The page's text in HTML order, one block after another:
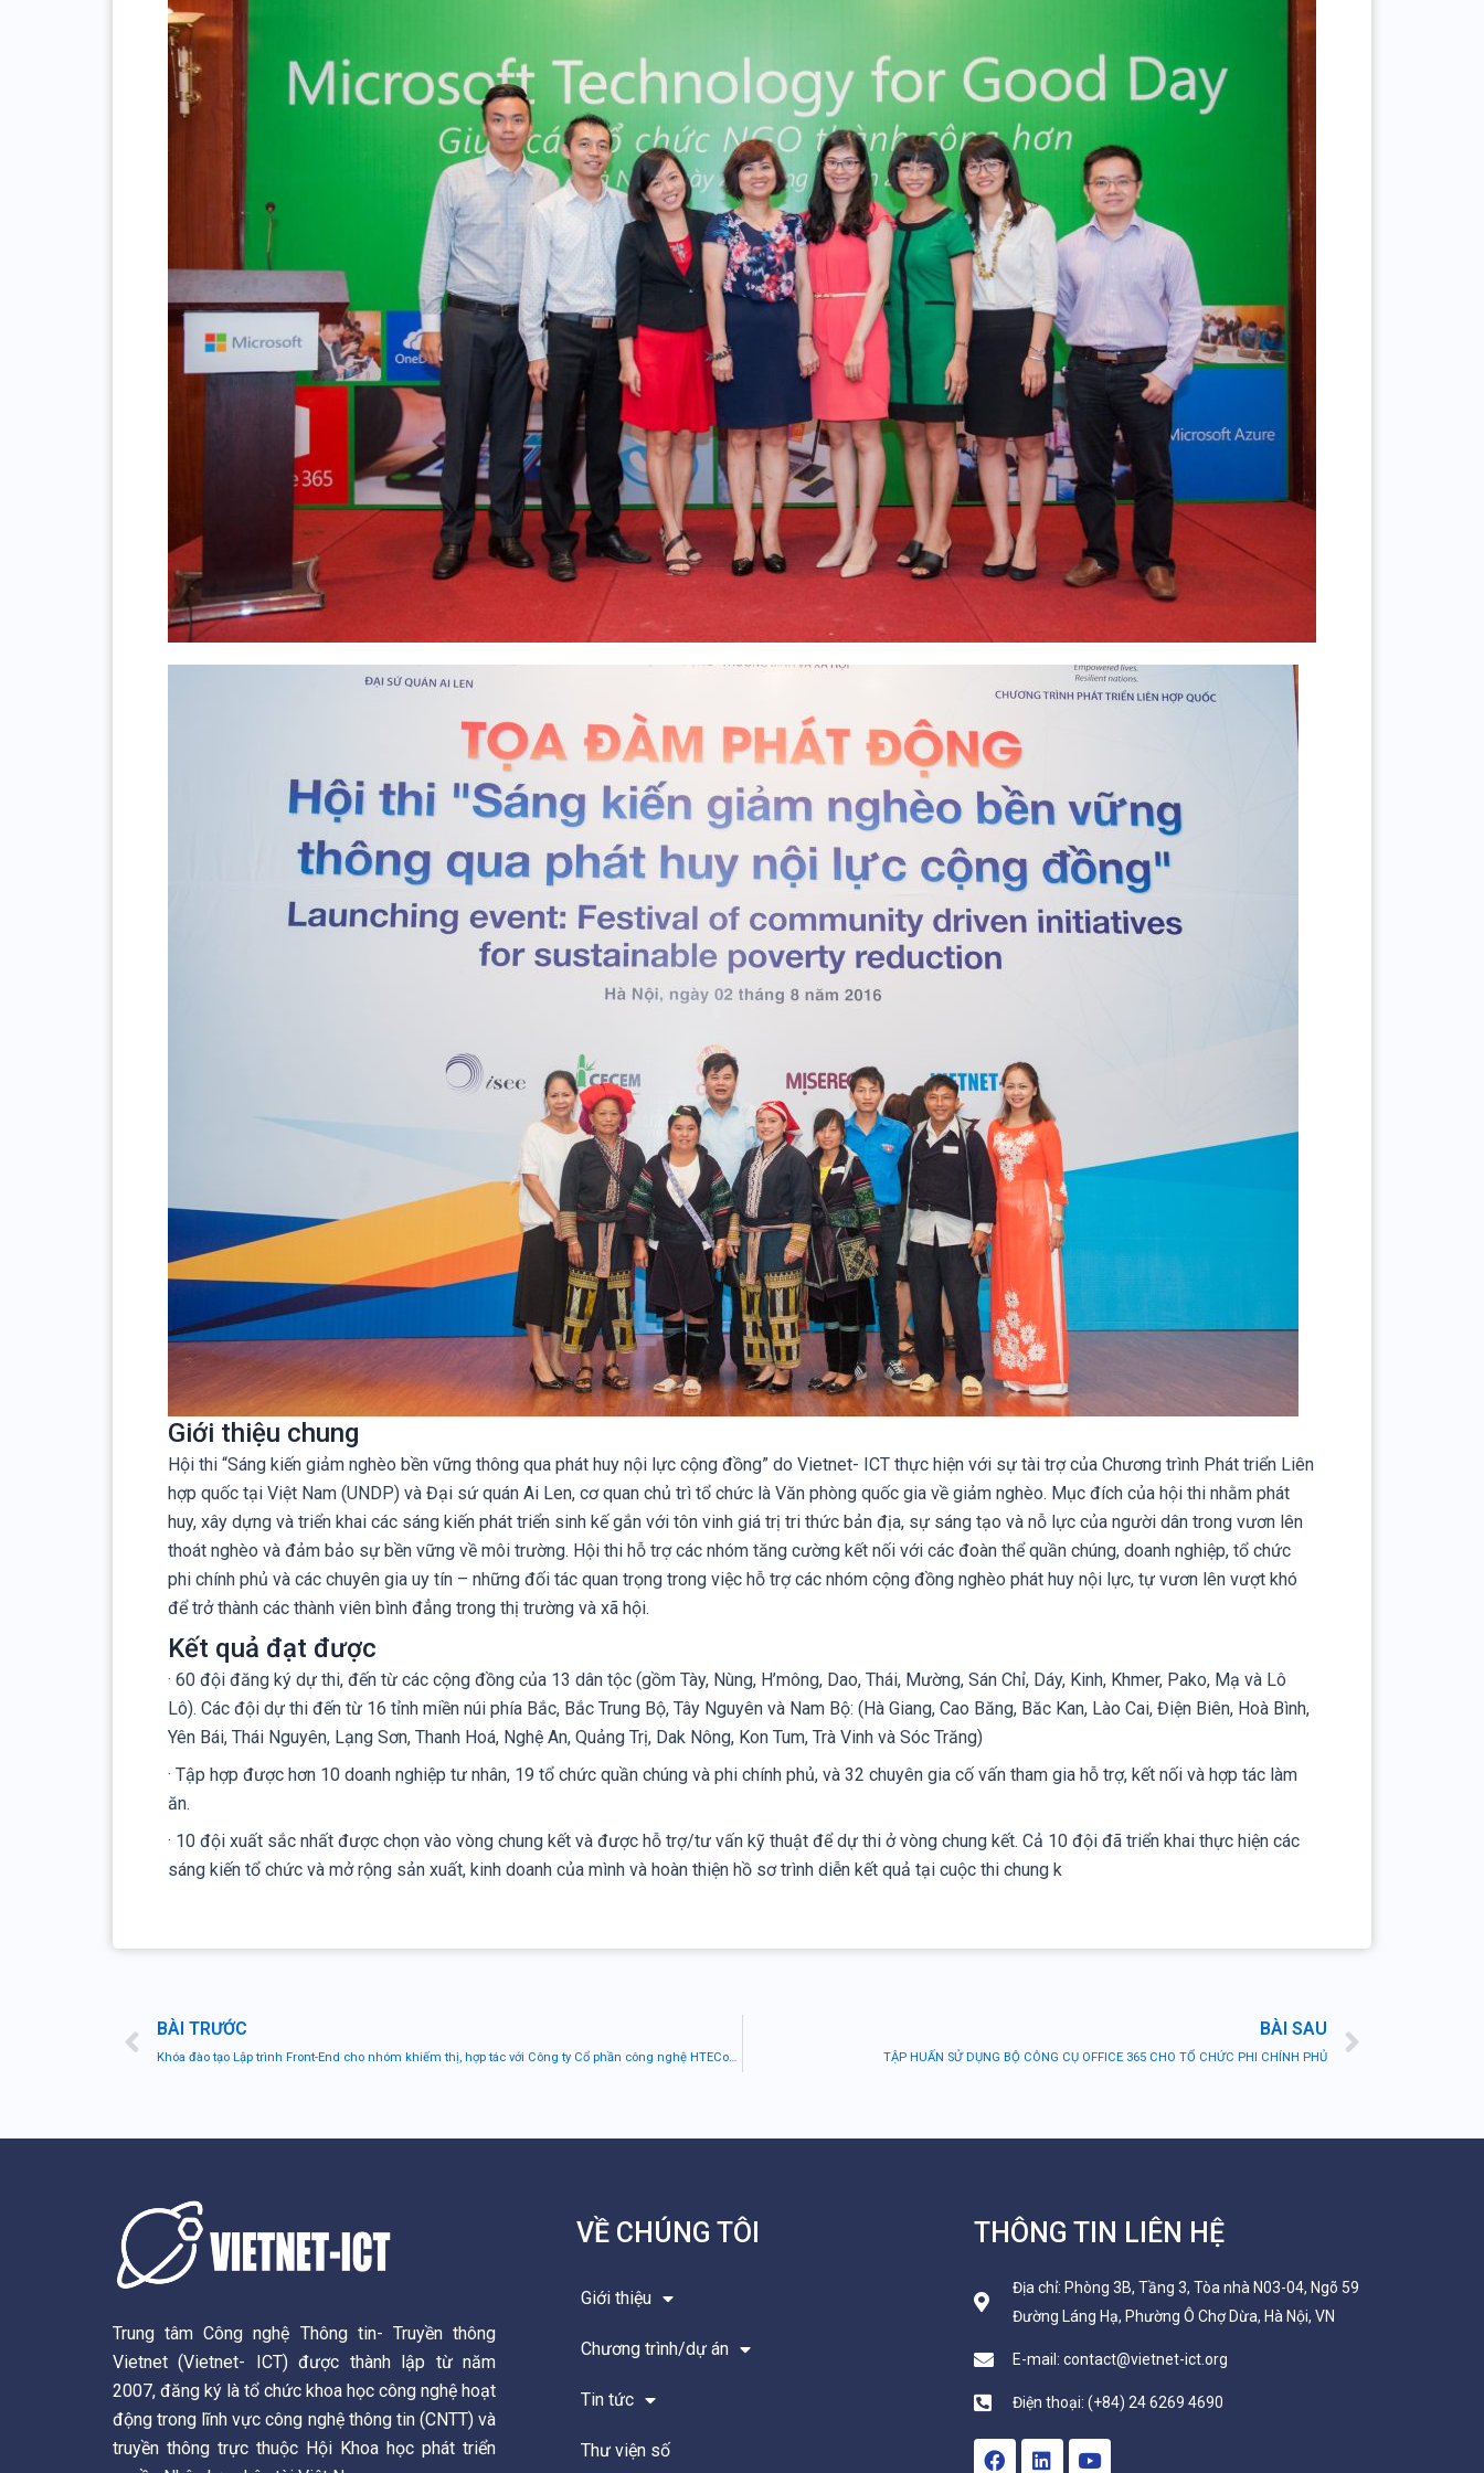
Giới thiệu chung
Hội thi “Sáng kiến giảm nghèo bền vững thông qua phát huy nội lực cộng đồng” do Vietnet- ICT thực hiện với sự tài trợ của Chương trình Phát triển Liên
hợp quốc tại Việt Nam (UNDP) và Đại sứ quán Ai Len, cơ quan chủ trì tổ chức là Văn phòng quốc gia về giảm nghèo. Mục đích của hội thi nhằm phát
huy, xây dựng và triển khai các sáng kiến phát triển sinh kế gắn với tôn vinh giá trị tri thức bản địa, sự sáng tạo và nỗ lực của người dân trong vươn lên
thoát nghèo và đảm bảo sự bền vững về môi trường. Hội thi hỗ trợ các nhóm tăng cường kết nối với các đoàn thể quần chúng, doanh nghiệp, tổ chức
phi chính phủ và các chuyên gia uy tín – những đối tác quan trọng trong việc hỗ trợ các nhóm cộng đồng nghèo phát huy nội lực, tự vươn lên vượt khó
để trở thành các thành viên bình đẳng trong thị trường và xã hội.
Kết quả đạt được
· 60 đội đăng ký dự thi, đến từ các cộng đồng của 13 dân tộc (gồm Tày, Nùng, H’mông, Dao, Thái, Mường, Sán Chỉ, Dáy, Kinh, Khmer, Pako, Mạ và Lô
Lô). Các đội dự thi đến từ 16 tỉnh miền núi phía Bắc, Bắc Trung Bộ, Tây Nguyên và Nam Bộ: (Hà Giang, Cao Băng, Băc Kan, Lào Cai, Điện Biên, Hoà Bình,
Yên Bái, Thái Nguyên, Lạng Sơn, Thanh Hoá, Nghệ An, Quảng Trị, Dak Nông, Kon Tum, Trà Vinh và Sóc Trăng)
· Tập hợp được hơn 10 doanh nghiệp tư nhân, 19 tổ chức quần chúng và phi chính phủ, và 32 chuyên gia cố vấn tham gia hỗ trợ, kết nối và hợp tác làm
ăn.
· 10 đội xuất sắc nhất được chọn vào vòng chung kết và được hỗ trợ/tư vấn kỹ thuật để dự thi ở vòng chung kết. Cả 10 đội đã triển khai thực hiện các
sáng kiến tổ chức và mở rộng sản xuất, kinh doanh của mình và hoàn thiện hồ sơ trình diễn kết quả tại cuộc thi chung k
Prev
BÀI TRƯỚC
Khóa đào tạo Lập trình Front-End cho nhóm khiếm thị, hợp tác với Công ty Cổ phần công nghệ HTECom (2022)
BÀI SAU
TẬP HUẤN SỬ DỤNG BỘ CÔNG CỤ OFFICE 365 CHO TỔ CHỨC PHI CHÍNH PHỦ
Trung tâm Công nghệ Thông tin- Truyền thông
Vietnet (Vietnet- ICT) được thành lập từ năm
2007, đăng ký là tổ chức khoa học công nghệ hoạt
động trong lĩnh vực công nghệ thông tin (CNTT) và
truyền thông trực thuộc Hội Khoa học phát triển
VỀ CHÚNG TÔI
Giới thiệu
Chương trình/dự án
Tin tức
Thư viện số
THÔNG TIN LIÊN HỆ
Địa chỉ: Phòng 3B, Tầng 3, Tòa nhà N03-04, Ngõ 59
Đường Láng Hạ, Phường Ô Chợ Dừa, Hà Nội, VN
E-mail: contact@vietnet-ict.org
Điện thoại: (+84) 24 6269 4690
F
L
Y